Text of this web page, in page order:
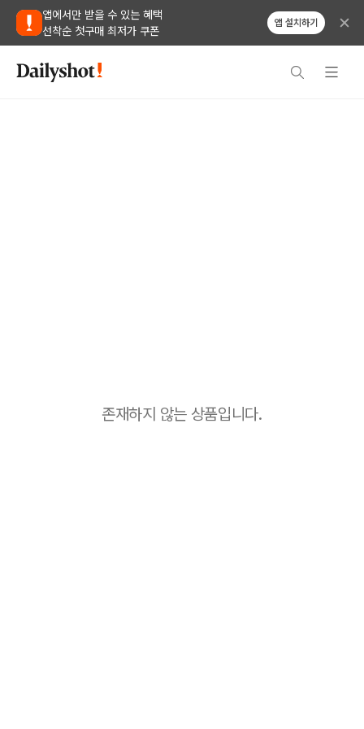
앱에서만 받을 수 있는 혜택
선착순 첫구매 최저가 쿠폰
앱 설치하기
존재하지 않는 상품입니다.